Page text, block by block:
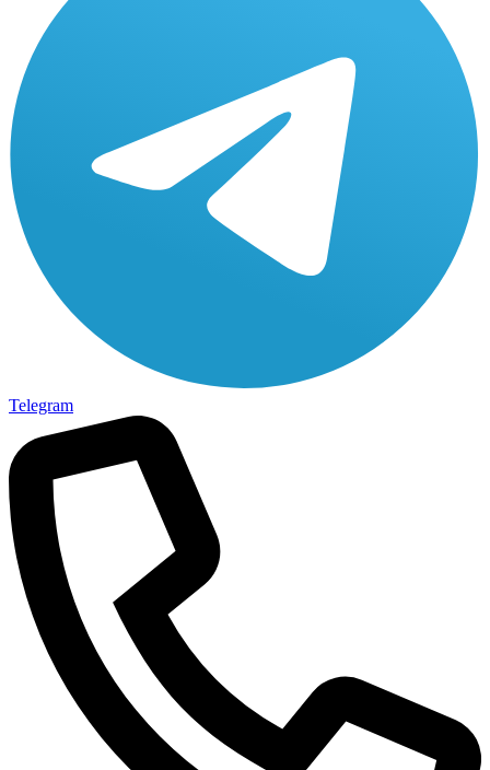
Telegram